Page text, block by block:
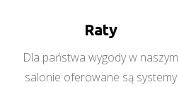
Raty
Dla państwa wygody w naszym
salonie oferowane są systemy